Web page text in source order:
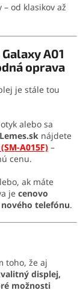
od klasikov až
A01
oprava
je stále tou
alebo sa
nájdete
A015F) –
cenu.
ak máte
je cenovo
telefónu.
toho, že aj
displej,
možnosti